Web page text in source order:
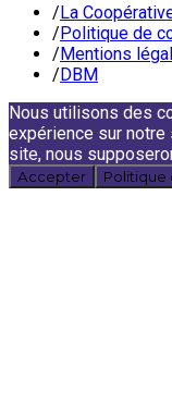
/La
/Politique de
/Mentions
/DBM
Nous utilisons des
expérience sur
site, nous
Accepter